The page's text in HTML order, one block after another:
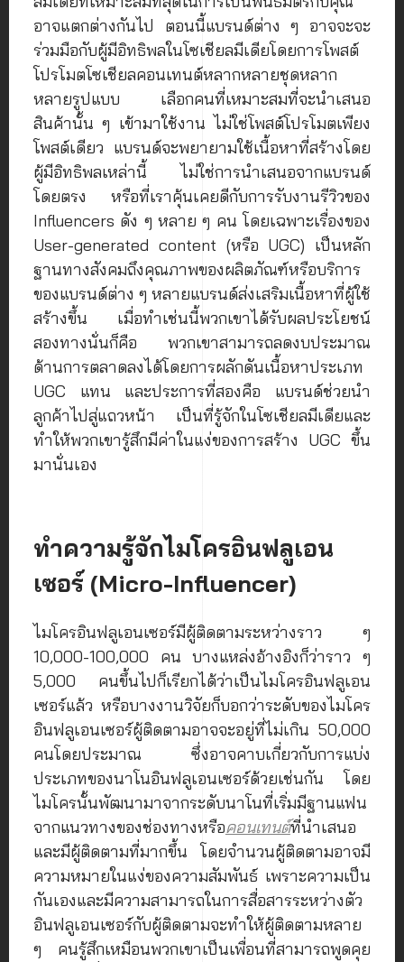
อาจแตกต่างกันไป ตอนนี้แบรนด์ต่าง ๆ อาจจะจะ
ร่วมมือกับผู้มีอิทธิพลในโซเชียลมีเดียโดยการโพสต์
โปรโมตโซเชียลคอนเทนต์หลากหลายชุดหลาก
หลายรูปแบบ เลือกคนที่เหมาะสมที่จะนำเสนอ
สินค้านั้น ๆ เข้ามาใช้งาน ไม่ใช่โพสต์โปรโมตเพียง
โพสต์เดียว แบรนด์จะพยายามใช้เนื้อหาที่สร้างโดย
ผู้มีอิทธิพลเหล่านี้ ไม่ใช่การนำเสนอจากแบรนด์
โดยตรง หรือที่เราคุ้นเคยดีกับการรับงานรีวิวของ
Influencers ดัง ๆ หลาย ๆ คน โดยเฉพาะเรื่องของ
User-generated content (หรือ UGC) เป็นหลัก
ฐานทางสังคมถึงคุณภาพของผลิตภัณฑ์หรือบริการ
ของแบรนด์ต่าง ๆ หลายแบรนด์ส่งเสริมเนื้อหาที่ผู้ใช้
สร้างขึ้น เมื่อทำเช่นนี้พวกเขาได้รับผลประโยชน์
สองทางนั่นก็คือ พวกเขาสามารถลดงบประมาณ
ด้านการตลาดลงได้โดยการผลักดันเนื้อหาประเภท
UGC แทน และประการที่สองคือ แบรนด์ช่วยนำ
ลูกค้าไปสู่แถวหน้า เป็นที่รู้จักในโซเชียลมีเดียและ
ทำให้พวกเขารู้สึกมีค่าในแง่ของการสร้าง UGC ขึ้น
มานั่นเอง
ทำความรู้จักไมโครอินฟลูเอน
เซอร์ (Micro-Influencer)
ไมโครอินฟลูเอนเซอร์มีผู้ติดตามระหว่างราว ๆ
10,000-100,000 คน บางแหล่งอ้างอิงก็ว่าราว ๆ
5,000 คนขึ้นไปก็เรียกได้ว่าเป็นไมโครอินฟลูเอน
เซอร์แล้ว หรือบางงานวิจัยก็บอกว่าระดับของไมโคร
อินฟลูเอนเซอร์ผู้ติดตามอาจจะอยู่ที่ไม่เกิน 50,000
คนโดยประมาณ ซึ่งอาจคาบเกี่ยวกับการแบ่ง
ประเภทของนาโนอินฟลูเอนเซอร์ด้วยเช่นกัน โดย
ไมโครนั้นพัฒนามาจากระดับนาโนที่เริ่มมีฐานแฟน
จากแนวทางของช่องทางหรือคอนเทนต์ที่นำเสนอ
และมีผู้ติดตามที่มากขึ้น โดยจำนวนผู้ติดตามอาจมี
ความหมายในแง่ของความสัมพันธ์ เพราะความเป็น
กันเองและมีความสามารถในการสื่อสารระหว่างตัว
อินฟลูเอนเซอร์กับผู้ติดตามจะทำให้ผู้ติดตามหลาย
ๆ คนรู้สึกเหมือนพวกเขาเป็นเพื่อนที่สามารถพูดคุย